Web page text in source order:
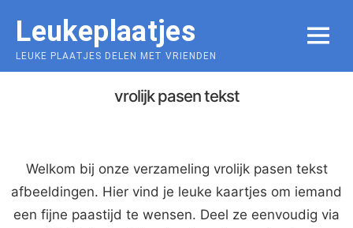
content
Leukeplaatjes
LEUKE PLAATJES DELEN MET VRIENDEN
MENU
vrolijk pasen tekst
Welkom bij onze verzameling vrolijk pasen tekst
afbeeldingen. Hier vind je leuke kaartjes om iemand
een fijne paastijd te wensen. Deel ze eenvoudig via